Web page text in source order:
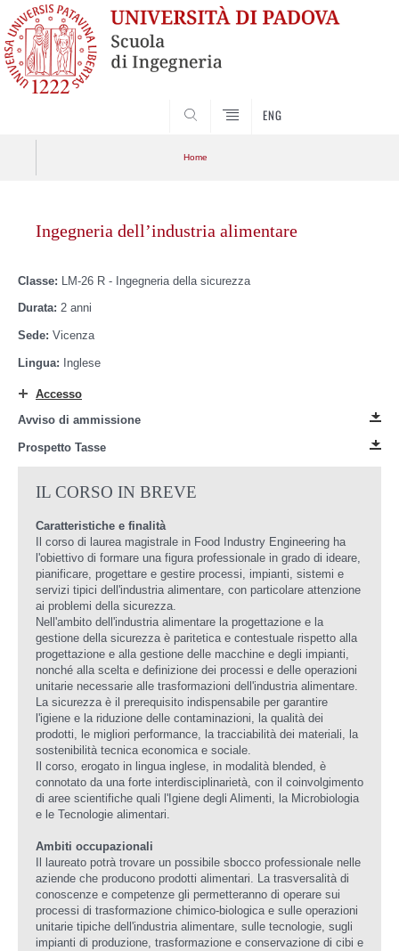
ENG
Home
Studenti iscritti
Progetti
Ingegneria dell’industria alimentare
Classe: LM-26 R - Ingegneria della sicurezza
Durata: 2 anni
Sede: Vicenza
Lingua: Inglese
Accesso
Avviso di ammissione
Prospetto Tasse
IL CORSO IN BREVE
Caratteristiche e finalità
Il corso di laurea magistrale in Food Industry Engineering ha
l'obiettivo di formare una figura professionale in grado di ideare,
pianificare, progettare e gestire processi, impianti, sistemi e
servizi tipici dell'industria alimentare, con particolare attenzione
ai problemi della sicurezza.
Nell'ambito dell'industria alimentare la progettazione e la
gestione della sicurezza è paritetica e contestuale rispetto alla
progettazione e alla gestione delle macchine e degli impianti,
nonché alla scelta e definizione dei processi e delle operazioni
unitarie necessarie alle trasformazioni dell'industria alimentare.
La sicurezza è il prerequisito indispensabile per garantire
l'igiene e la riduzione delle contaminazioni, la qualità dei
prodotti, le migliori performance, la tracciabilità dei materiali, la
sostenibilità tecnica economica e sociale.
Il corso, erogato in lingua inglese, in modalità blended, è
connotato da una forte interdisciplinarietà, con il coinvolgimento
di aree scientifiche quali l'Igiene degli Alimenti, la Microbiologia
e le Tecnologie alimentari.
Ambiti occupazionali
Il laureato potrà trovare un possibile sbocco professionale nelle
aziende che producono prodotti alimentari. La trasversalità di
conoscenze e competenze gli permetteranno di operare sui
processi di trasformazione chimico-biologica e sulle operazioni
unitarie tipiche dell'industria alimentare, sulle tecnologie, sugli
impianti di produzione, trasformazione e conservazione di cibi e